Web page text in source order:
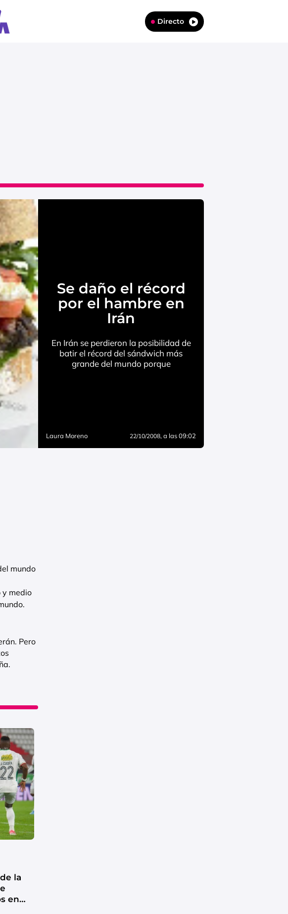
Directo
Se daño el récord
por el hambre en
Irán
En Irán se perdieron la posibilidad de
batir el récord del sándwich más
grande del mundo porque
Laura Moreno 22/10/2008, a las 09:02
mundo
y medio
Pero
la
en